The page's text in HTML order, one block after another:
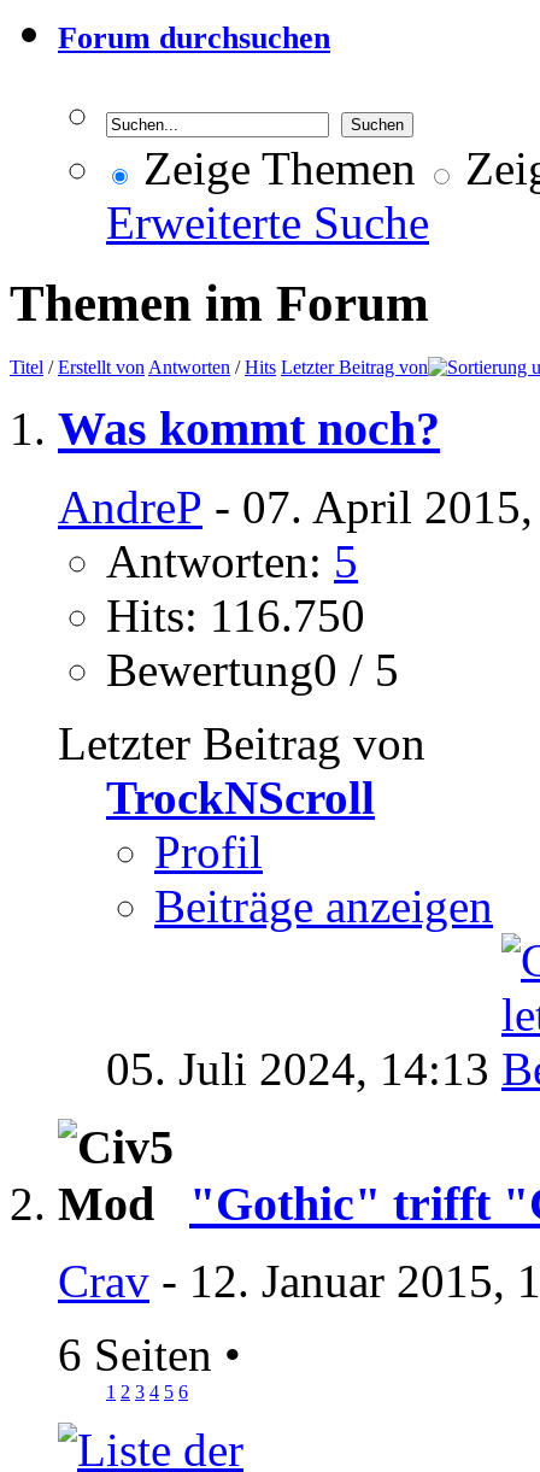
Forum durchsuchen
Zeige Themen
Erweiterte Suche
Themen im Forum
Titel /Erstellt von Antworten /Hits Letzter Beitrag von
Was kommt noch?
AndreP - 07. April
Antworten: 5
Hits: 116.750
Bewertung0 / 5
Letzter Beitrag von
TrockNScroll
Profil
Beiträge anzeigen
05. Juli 2024, 14:13
"Gothic" trifft
Crav - 12. Januar 2015,
6 Seiten •
1 2 3 4 5 6